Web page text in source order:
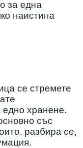
за една
наистина
се стремете
едно хранене.
със
разбира се,